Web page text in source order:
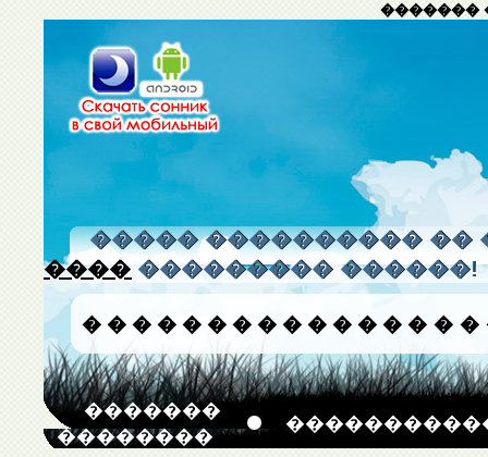
�������
����� ���������� ��
���� ��������� ������!
� � � � � � � � � � � � � � � �
�������
��������